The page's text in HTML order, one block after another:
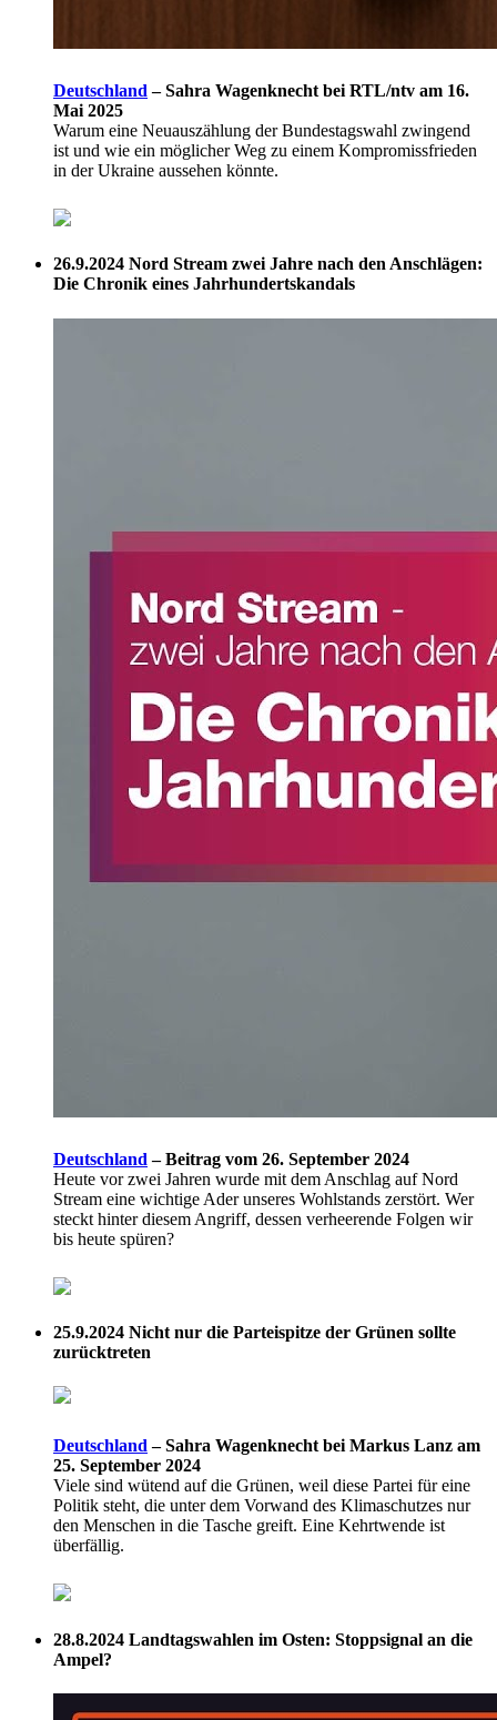
Deutschland – Sahra Wagenknecht bei RTL/ntv am 16.
Mai 2025
Warum eine Neuauszählung der Bundestagswahl zwingend
ist und wie ein möglicher Weg zu einem Kompromissfrieden
in der Ukraine aussehen könnte.
26.9.2024 Nord Stream zwei Jahre nach den Anschlägen:
Die Chronik eines Jahrhundertskandals
Deutschland – Beitrag vom 26. September 2024
Heute vor zwei Jahren wurde mit dem Anschlag auf Nord
Stream eine wichtige Ader unseres Wohlstands zerstört. Wer
steckt hinter diesem Angriff, dessen verheerende Folgen wir
bis heute spüren?
25.9.2024 Nicht nur die Parteispitze der Grünen sollte
zurücktreten
Deutschland – Sahra Wagenknecht bei Markus Lanz am
25. September 2024
Viele sind wütend auf die Grünen, weil diese Partei für eine
Politik steht, die unter dem Vorwand des Klimaschutzes nur
den Menschen in die Tasche greift. Eine Kehrtwende ist
überfällig.
28.8.2024 Landtagswahlen im Osten: Stoppsignal an die
Ampel?